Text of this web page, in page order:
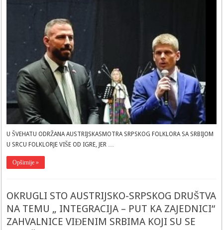
IGRE,
JER
ČUVA
IDENTITET
SRPSKOG
NARODA
U ŠVEHATU ODRŽANA AUSTRIJSKASMOTRA SRPSKOG FOLKLORA SA SRBIJOM
U SRCU FOLKLORJE VIŠE OD IGRE, JER …
Opširnije »
OKRUGLI STO AUSTRIJSKO-SRPSKOG DRUŠTVA
NA TEMU „ INTEGRACIJA – PUT KA ZAJEDNICI“
ZAHVALNICE VIĐENIM SRBIMA KOJI SU SE